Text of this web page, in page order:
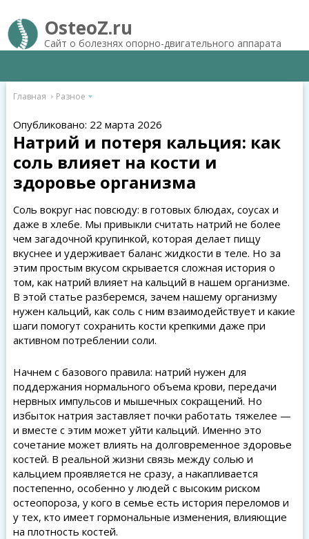
OsteoZ.ru
Сайт о болезнях опорно-двигательного аппарата
Главная Разное
Опубликовано: 22 марта 2026
Натрий и потеря кальция: как
соль влияет на кости и
здоровье организма
Соль вокруг нас повсюду: в готовых блюдах, соусах и
даже в хлебе. Мы привыкли считать натрий не более
чем загадочной крупинкой, которая делает пищу
вкуснее и удерживает баланс жидкости в теле. Но за
этим простым вкусом скрывается сложная история о
том, как натрий влияет на кальций в нашем организме.
В этой статье разберемся, зачем нашему организму
нужен кальций, как соль с ним взаимодействует и какие
шаги помогут сохранить кости крепкими даже при
активном потреблении соли.
Начнем с базового правила: натрий нужен для
поддержания нормального объема крови, передачи
нервных импульсов и мышечных сокращений. Но
избыток натрия заставляет почки работать тяжелее —
и вместе с этим может уйти кальций. Именно это
сочетание может влиять на долговременное здоровье
костей. В реальной жизни связь между солью и
кальцием проявляется не сразу, а накапливается
постепенно, особенно у людей с высоким риском
остеопороза, у кого в семье есть история переломов и
у тех, кто имеет гормональные изменения, влияющие
на плотность костей.